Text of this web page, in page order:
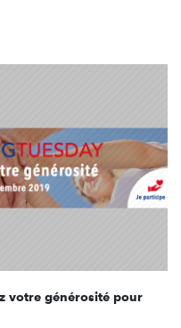
votre générosité pour